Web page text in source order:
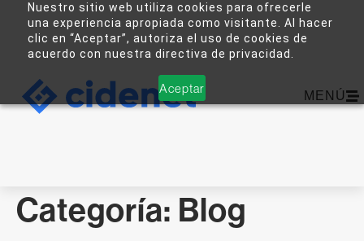
Nuestro sitio web utiliza cookies para ofrecerle
una experiencia apropiada como visitante. Al hacer
clic en “Aceptar”, autoriza el uso de cookies de
acuerdo con nuestra directiva de privacidad.
Aceptar
MENÚ
Categoría: Blog